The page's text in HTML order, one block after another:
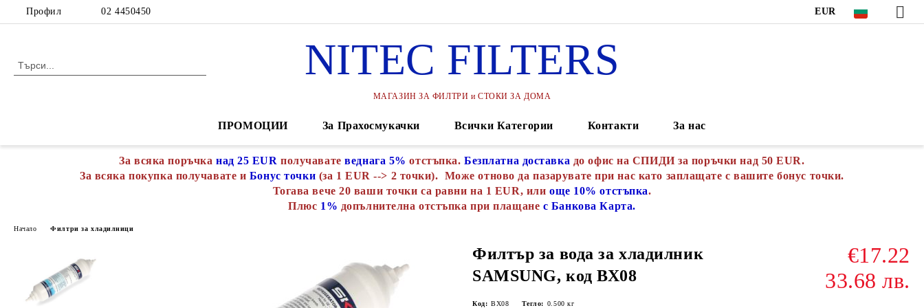
Профил 02 4450450 EUR
NITEC FILTERS
МАГАЗИН ЗА ФИЛТРИ и СТОКИ ЗА ДОМА
ПРОМОЦИИ За Прахосмукачки Всички Категории Контакти За нас
За всяка поръчка над 25 EUR получавате веднага 5% отстъпка.Безплатна доставка до офис на СПИДИ за поръчки над 50 EUR.
За всяка покупка получавате и Бонус точки (за 1 EUR --> 2 точки). Може отново да пазарувате при нас като заплащате с вашите бонус точки.
Тогава вече 20 ваши точки са равни на 1 EUR, или още 10% отстъпка.
Плюс 1% допълнителна отстъпка при плащане с Банкова Карта.
Начало Филтри за хладилници
Филтър за вода за хладилник
SAMSUNG, код ВХ08
€17.22
33.68 лв.
Код: ВХ08 Тегло: 0.500 кг